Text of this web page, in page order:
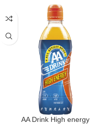
AA Drink High energy